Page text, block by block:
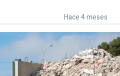
Hace 4 meses